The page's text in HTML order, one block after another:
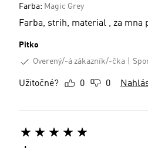
Farba: Magic Grey
Farba, strih, material , za mna
Pitko
Overený/-á zákazník/-čka
Užitočné? 0 0